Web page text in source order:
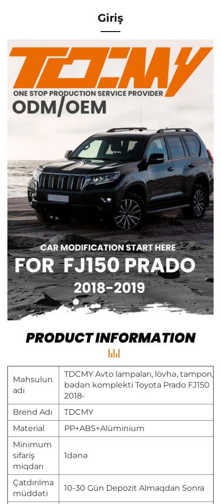
Giriş
Məhsulun
adı
TDCMY Avto lampaları, lövhə, tampon,
bədən komplekti Toyota Prado FJ150
2018-
Brend Adı
TDCMY
Material
PP+ABS+Alüminium
Minimum
sifariş
miqdarı
1dənə
Çatdırılma
müddəti
10-30 Gün Depozit Almaqdan Sonra